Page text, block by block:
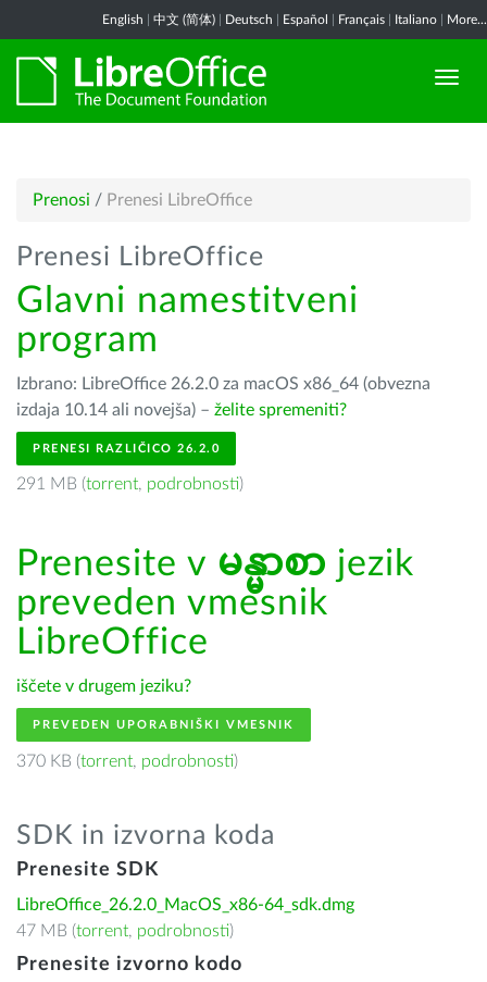
English 中文 (简体) Deutsch Español Français Italiano More...
Prenosi / Prenesi LibreOffice
Prenesi LibreOffice
Glavni namestitveni
program
Izbrano: LibreOffice 26.2.0 za macOS x86_64 (obvezna
izdaja 10.14 ali novejša) – želite spremeniti?
PRENESI RAZLIČICO 26.2.0
291 MB (torrent, podrobnosti)
Prenesite v မန္မာစာ jezik
preveden vmesnik
LibreOffice
iščete v drugem jeziku?
PREVEDEN UPORABNIŠKI VMESNIK
370 KB (torrent, podrobnosti)
SDK in izvorna koda
Prenesite SDK
LibreOffice_26.2.0_MacOS_x86-64_sdk.dmg
47 MB (torrent, podrobnosti)
Prenesite izvorno kodo